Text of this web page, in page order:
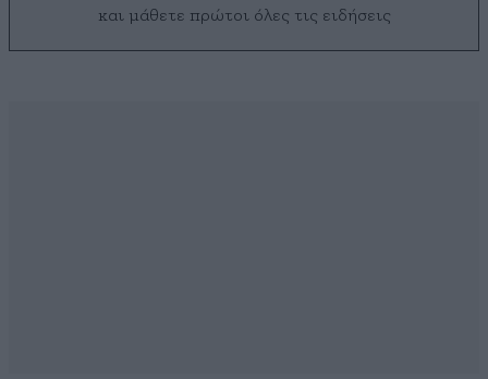
και μάθετε πρώτοι όλες τις ειδήσεις